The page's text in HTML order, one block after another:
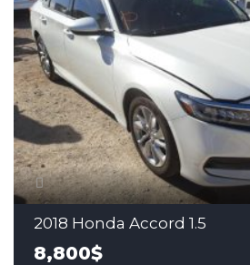
2018 Honda Accord 1.5
8,800$